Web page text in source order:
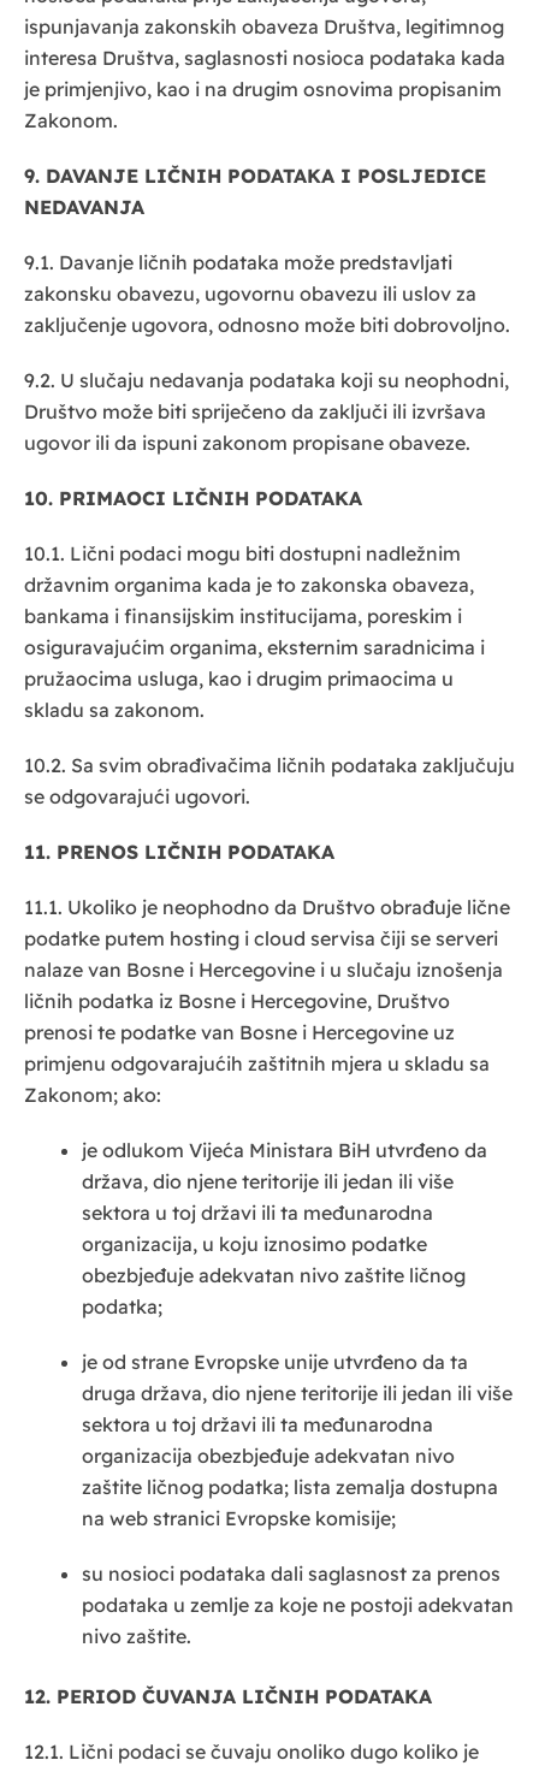
ispunjavanja zakonskih obaveza Društva, legitimnog
interesa Društva, saglasnosti nosioca podataka kada
je primjenjivo, kao i na drugim osnovima propisanim
Zakonom.
9. DAVANJE LIČNIH PODATAKA I POSLJEDICE
NEDAVANJA
9.1. Davanje ličnih podataka može predstavljati
zakonsku obavezu, ugovornu obavezu ili uslov za
zaključenje ugovora, odnosno može biti dobrovoljno.
9.2. U slučaju nedavanja podataka koji su neophodni,
Društvo može biti spriječeno da zaključi ili izvršava
ugovor ili da ispuni zakonom propisane obaveze.
10. PRIMAOCI LIČNIH PODATAKA
10.1. Lični podaci mogu biti dostupni nadležnim
državnim organima kada je to zakonska obaveza,
bankama i finansijskim institucijama, poreskim i
osiguravajućim organima, eksternim saradnicima i
pružaocima usluga, kao i drugim primaocima u
skladu sa zakonom.
10.2. Sa svim obrađivačima ličnih podataka zaključuju
se odgovarajući ugovori.
11. PRENOS LIČNIH PODATAKA
11.1. Ukoliko je neophodno da Društvo obrađuje lične
podatke putem hosting i cloud servisa čiji se serveri
nalaze van Bosne i Hercegovine i u slučaju iznošenja
ličnih podatka iz Bosne i Hercegovine, Društvo
prenosi te podatke van Bosne i Hercegovine uz
primjenu odgovarajućih zaštitnih mjera u skladu sa
Zakonom; ako:
je odlukom Vijeća Ministara BiH utvrđeno da
država, dio njene teritorije ili jedan ili više
sektora u toj državi ili ta međunarodna
organizacija, u koju iznosimo podatke
obezbjeđuje adekvatan nivo zaštite ličnog
podatka;
je od strane Evropske unije utvrđeno da ta
druga država, dio njene teritorije ili jedan ili više
sektora u toj državi ili ta međunarodna
organizacija obezbjeđuje adekvatan nivo
zaštite ličnog podatka; lista zemalja dostupna
na web stranici Evropske komisije;
su nosioci podataka dali saglasnost za prenos
podataka u zemlje za koje ne postoji adekvatan
nivo zaštite.
12. PERIOD ČUVANJA LIČNIH PODATAKA
12.1. Lični podaci se čuvaju onoliko dugo koliko je